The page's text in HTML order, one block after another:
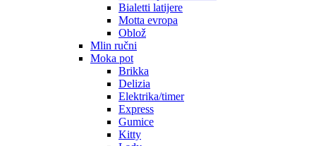
Bialetti latijere
Motta evropa
Oblož
Mlin ručni
Moka pot
Brikka
Delizia
Elektrika/timer
Express
Gumice
Kitty